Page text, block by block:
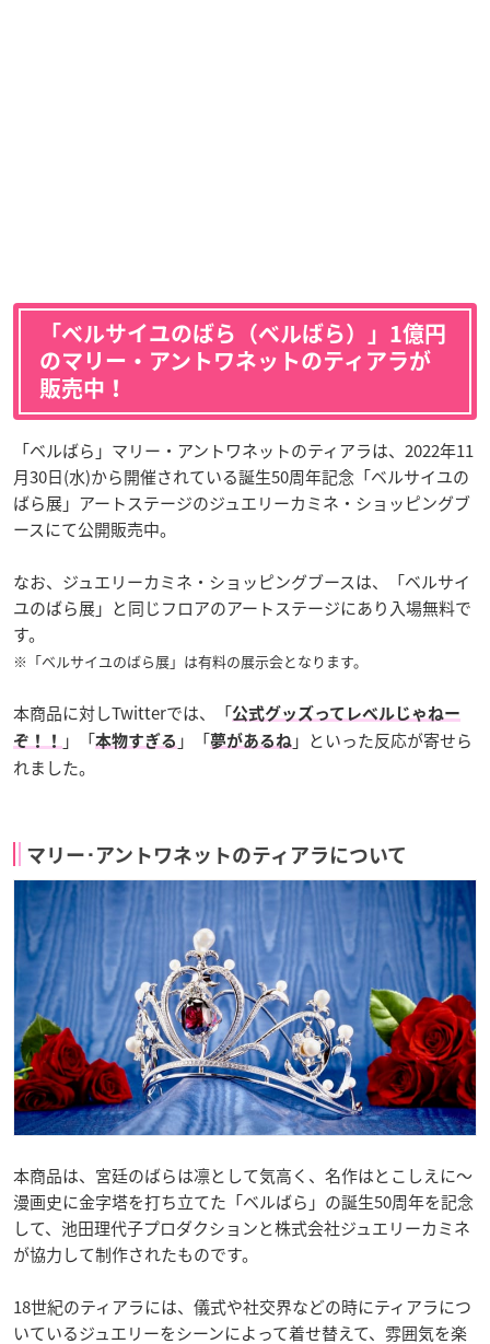
「ベルサイユのばら（ベルばら）」1億円
のマリー・アントワネットのティアラが
販売中！
「ベルばら」マリー・アントワネットのティアラは、2022年11
月30日(水)から開催されている誕生50周年記念「ベルサイユの
ばら展」アートステージのジュエリーカミネ・ショッピングブ
ースにて公開販売中。
なお、ジュエリーカミネ・ショッピングブースは、「ベルサイ
ユのばら展」と同じフロアのアートステージにあり入場無料で
す。
※「ベルサイユのばら展」は有料の展示会となります。
本商品に対しTwitterでは、「公式グッズってレベルじゃねー
ぞ！！
」「本物すぎる 」「夢があるね 」といった反応が寄せら
れました。
マリー･アントワネットのティアラについて
本商品は、宮廷のばらは凛として気高く、名作はとこしえに～
漫画史に金字塔を打ち立てた「ベルばら」の誕生50周年を記念
して、池田理代子プロダクションと株式会社ジュエリーカミネ
が協力して制作されたものです。
18世紀のティアラには、儀式や社交界などの時にティアラにつ
いているジュエリーをシーンによって着せ替えて、雰囲気を楽